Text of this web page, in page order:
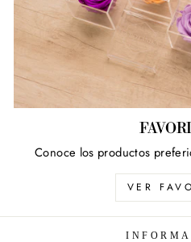
Conoce los productos
VER